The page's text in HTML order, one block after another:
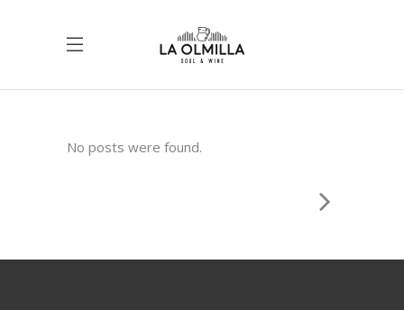
No posts were found.